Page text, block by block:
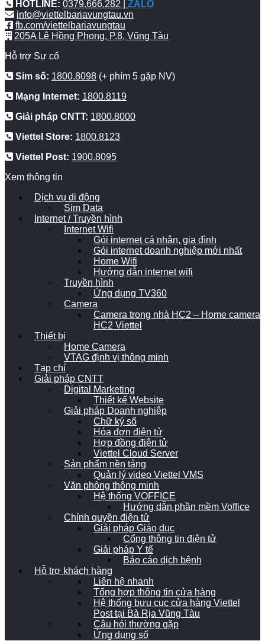
HOTLINE: 0379.666.282 | ZALO
info@viettelbariavungtau.vn
fb.com/viettelbariavungtau
205A Lê Hồng Phong, P.8, Vũng Tàu
Hỗ trợ Sự cố
Sim số: 1800.8098 (+ phím 5 gặp NV)
Mạng Internet: 1800.8119
Giải pháp CNTT: 1800.8000
Viettel Store: 1800.8123
Viettel Post: 1900.8095
Xem thông tin
Dịch vụ di động
Sim Data
Internet / Truyền hình
Internet Wifi
Gói internet cá nhân, gia đình
Gói internet doanh nghiệp mới nhất
Home Wifi
Hướng dẫn internet wifi
Truyền hình
Ứng dụng TV360
Camera
Camera trong nhà HC2 – Home camera
HC2 Viettel
Thiết bị
Home Camera
VTAG định vị thông minh
Tạp chí
Giải pháp CNTT
Digital Marketing
Thiết kế Website
Giải pháp Doanh nghiệp
Chữ ký số
Hóa đơn điện tử
Hợp đồng điện tử
Viettel Cloud Server
Sản phẩm nền tảng
Quản lý video Viettel VMS
Văn phòng thông minh
Hệ thống VOFFICE
Hướng dẫn phần mềm Voffice
Chính quyền điện tử
Giải pháp Giáo dục
Cổng thông tin điện tử
Giải pháp Y tế
Báo cáo dịch bệnh
Hỗ trợ khách hàng
Liên hệ nhanh
Tổng hợp thông tin cửa hàng
Hệ thống bưu cục cửa hàng Viettel
Post tại Bà Rịa Vũng Tàu
Câu hỏi thường gặp
Ứng dụng số